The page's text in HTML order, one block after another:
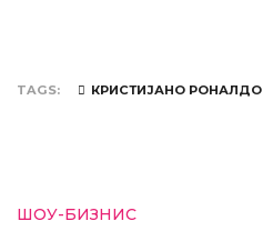
TAGS КРИСТИЈАНО РОНАЛДО
ШОУ-БИЗНИС